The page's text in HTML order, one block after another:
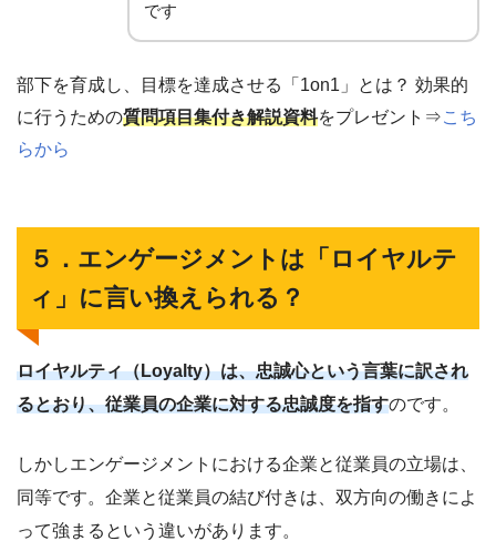
です
部下を育成し、目標を達成させる「1on1」とは？ 効果的
に行うための質問項目集付き解説資料をプレゼント⇒こち
らから
５．エンゲージメントは「ロイヤルテ
ィ」に言い換えられる？
ロイヤルティ（Loyalty）は、忠誠心という言葉に訳され
るとおり、従業員の企業に対する忠誠度を指すのです。
しかしエンゲージメントにおける企業と従業員の立場は、
同等です。企業と従業員の結び付きは、双方向の働きによ
って強まるという違いがあります。